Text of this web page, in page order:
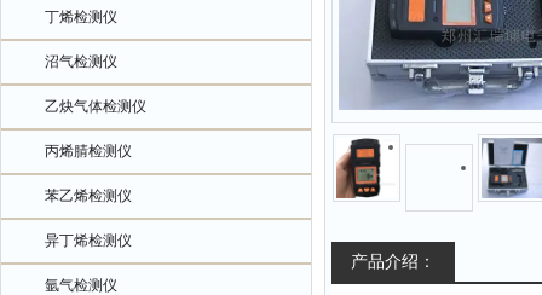
丁烯检测仪
沼气检测仪
乙炔气体检测仪
丙烯腈检测仪
苯乙烯检测仪
异丁烯检测仪
氩气检测仪
产品介绍：